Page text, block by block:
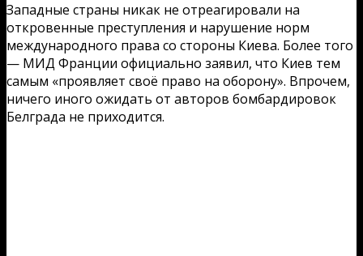
Западные страны никак не отреагировали на
откровенные преступления и нарушение норм
международного права со стороны Киева. Более того
— МИД Франции официально заявил, что Киев тем
самым «проявляет своё право на оборону». Впрочем,
ничего иного ожидать от авторов бомбардировок
Белграда не приходится.